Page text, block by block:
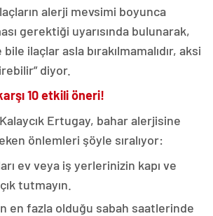
alerji mevsimi boyunca
gerektiği uyarısında bulunarak,
ilaçlar asla bırakılmamalıdır, aksi
diyor.
10 etkili öneri!
Ertugay, bahar alerjisine
önlemleri şöyle sıralıyor:
ev veya iş yerlerinizin kapı ve
tutmayın.
en fazla olduğu sabah saatlerinde